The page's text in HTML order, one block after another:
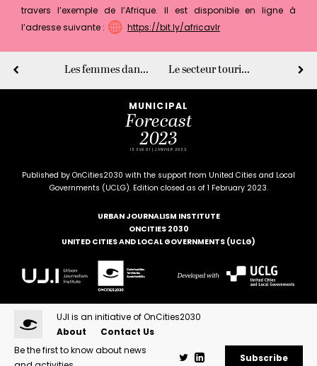
travers l’exemple de l’Afrique. Il est disponible en ligne à
l’adresse suivante :
https://bit.ly/africavlr
Les femmes dans le leadership local et mondial Le secteur touristique accélère la transition vers une meilleure accessibilité
MUNICIPAL
Forecast
2023
ISSUE 01 | JANVIER 2023
Published by OnCities2030 with the support from United Cities and Local
Governments (UCLG). Edition closed as of 1 February 2023.
URBAN JOURNALISM INSTITUTE
ONCITIES 2030
UNITED CITIES AND LOCAL GOVERNMENTS (UCLG)
UJI is an initiative of OnCities2030
About
Contact Us
Be the first to know about news
Subscribe